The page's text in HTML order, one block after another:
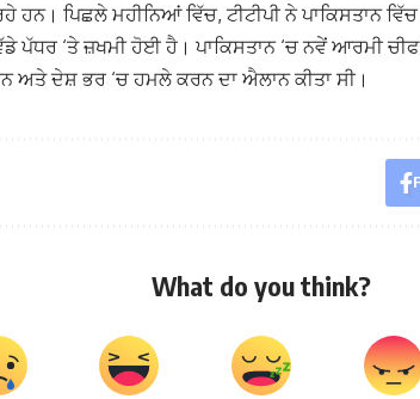
ਹਨ। ਪਿਛਲੇ ਮਹੀਨਿਆਂ ਵਿੱਚ, ਟੀਟੀਪੀ ਨੇ ਪਾਕਿਸਤਾਨ
ਪੱਧਰ ‘ਤੇ ਜ਼ਖਮੀ ਹੋਈ ਹੈ। ਪਾਕਿਸਤਾਨ ‘ਚ ਨਵੇਂ ਆਰਮੀ
ਅਤੇ ਦੇਸ਼ ਭਰ ‘ਚ ਹਮਲੇ ਕਰਨ ਦਾ ਐਲਾਨ ਕੀਤਾ ਸੀ।
What do you think?